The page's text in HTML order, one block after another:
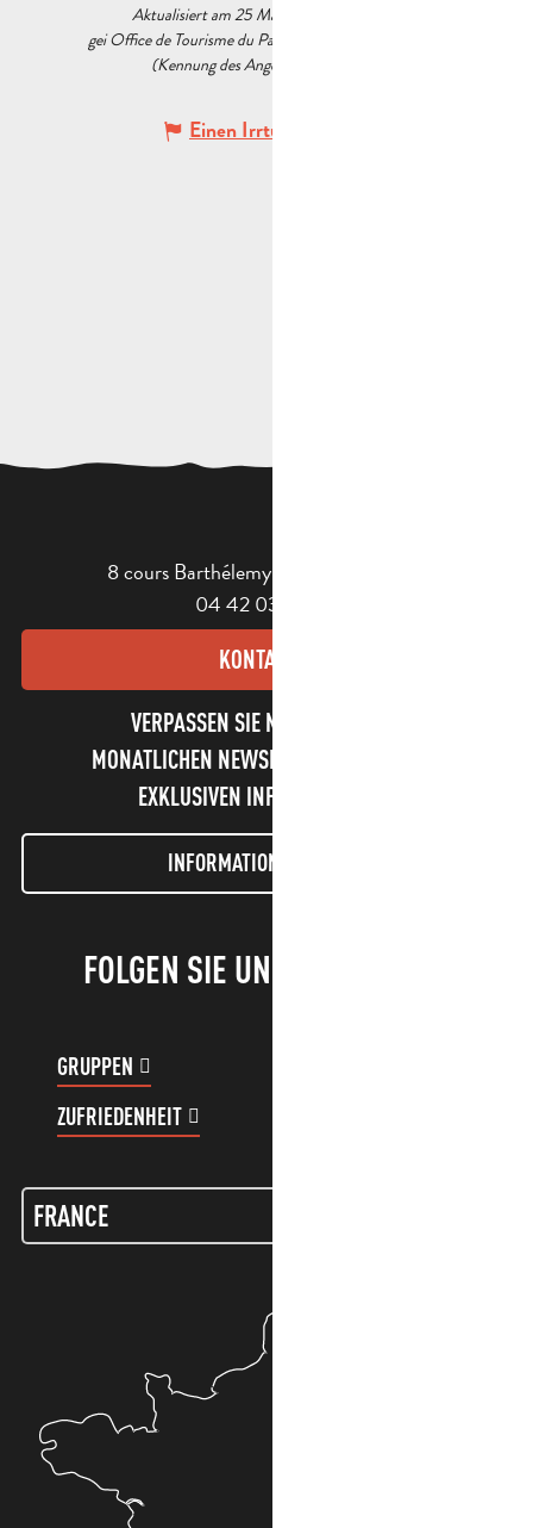
Aktualisiert am 25 März 2026 Um 15:49
gei Office de Tourisme du Pays d’Aubagne et de l’Étoile
(Kennung des Angebots :
Einen Irrtum angeben
8 cours Barthélemy - 13400 Aubagne
04 42 03 49 98
KONTAKT
VERPASSEN SIE NICHT UNSEREN
MONATLICHEN NEWSLETTER UND UNSERE
EXKLUSIVEN INFORMATIONEN!
INFORMATIONEN LETTER
FOLGEN SIE UNS!
GRUPPEN
ZUFRIEDENHEIT